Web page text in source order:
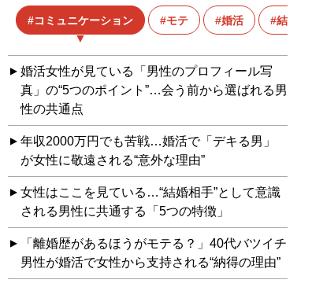
コミュニケーション モテ 婚活 結婚相
婚活女性が見ている「男性のプロフィール写
真」の“5つのポイント”…会う前から選ばれる男
性の共通点
年収2000万円でも苦戦…婚活で「デキる男」
が女性に敬遠される“意外な理由”
女性はここを見ている…“結婚相手”として意識
される男性に共通する「5つの特徴」
「離婚歴があるほうがモテる？」40代バツイチ
男性が婚活で女性から支持される“納得の理由”